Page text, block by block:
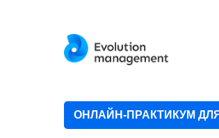
ОНЛАЙН-ПРАКТИКУМ